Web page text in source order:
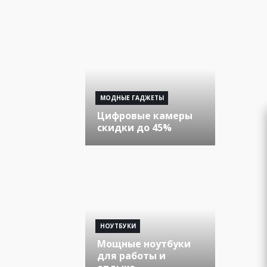
МОДНЫЕ ГАДЖЕТЫ
Цифровые камеры
скидки до 45%
НОУТБУКИ
Мощные ноутбуки
для работы и